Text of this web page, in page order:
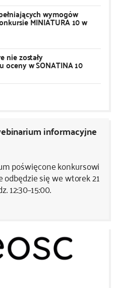
wymogów
MINIATURA 10 w
nie zostały
w SONATINA 10
informacyjne
poświęcone konkursowi
odbędzie się we wtorek 21
12:30–15:00.